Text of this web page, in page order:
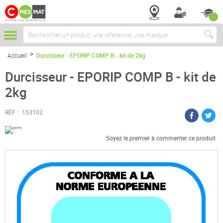
Chercher
Accueil Durcisseur - EPORIP COMP B - kit de 2kg
Durcisseur - EPORIP COMP B - kit de
2kg
RÉF : 153102
Soyez le premier à commenter ce produit
Passer